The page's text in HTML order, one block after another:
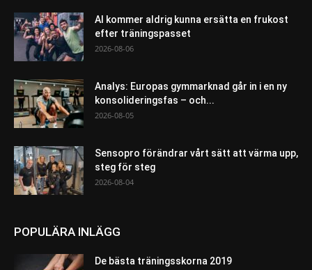
AI kommer aldrig kunna ersätta en frukost
efter träningspasset
2026-08-06
Analys: Europas gymmarknad går in i en ny
konsolideringsfas – och...
2026-08-05
Sensopro förändrar vårt sätt att värma upp,
steg för steg
2026-08-04
POPULÄRA INLÄGG
De bästa träningsskorna 2019